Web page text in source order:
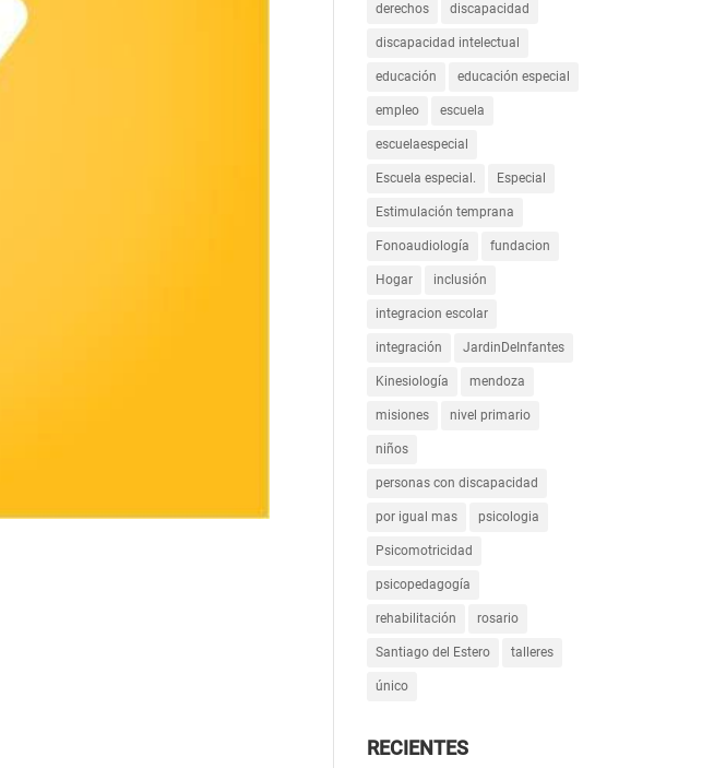
derechos discapacidad
discapacidad intelectual
educación educación especial
empleo escuela
escuelaespecial
Escuela especial. Especial
Estimulación temprana
Fonoaudiología fundacion
Hogar inclusión
integracion escolar
integración JardinDeInfantes
Kinesiología mendoza
misiones nivel primario
niños
personas con discapacidad
por igual mas psicologia
Psicomotricidad
psicopedagogía
rehabilitación rosario
Santiago del Estero talleres
único
RECIENTES